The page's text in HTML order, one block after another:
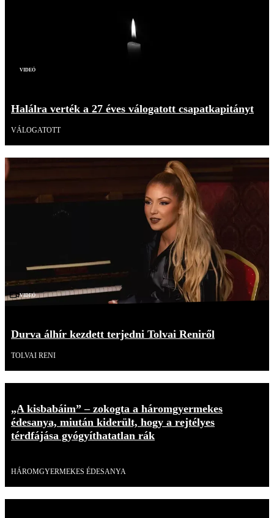
Videó
Halálra verték a 27 éves válogatott csapatkapitányt
VÁLOGATOTT
Videó
Durva álhír kezdett terjedni Tolvai Reniről
TOLVAI RENI
„A kisbabáim” – zokogta a háromgyermekes
édesanya, miután kiderült, hogy a rejtélyes
térdfájása gyógyíthatatlan rák
HÁROMGYERMEKES ÉDESANYA